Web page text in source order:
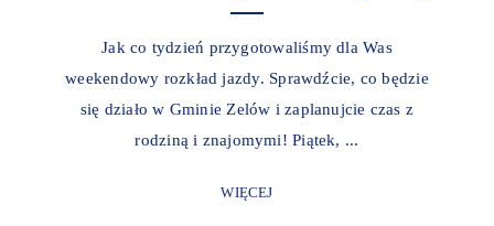
Jak co tydzień przygotowaliśmy dla Was
weekendowy rozkład jazdy. Sprawdźcie, co będzie
się działo w Gminie Zelów i zaplanujcie czas z
rodziną i znajomymi! Piątek, ...
WIĘCEJ